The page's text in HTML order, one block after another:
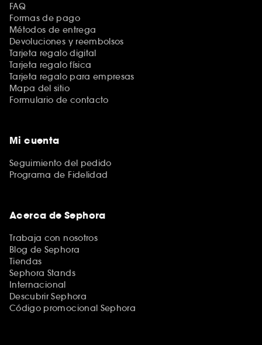
FAQ
Formas de pago
Métodos de entrega
Devoluciones y reembolsos
Tarjeta regalo digital
Tarjeta regalo física
Tarjeta regalo para empresas
Mapa del sitio
Formulario de contacto
Mi cuenta
Seguimiento del pedido
Programa de Fidelidad
Acerca de Sephora
Trabaja con nosotros
Blog de Sephora
Tiendas
Sephora Stands
Internacional
Descubrir Sephora
Código promocional Sephora